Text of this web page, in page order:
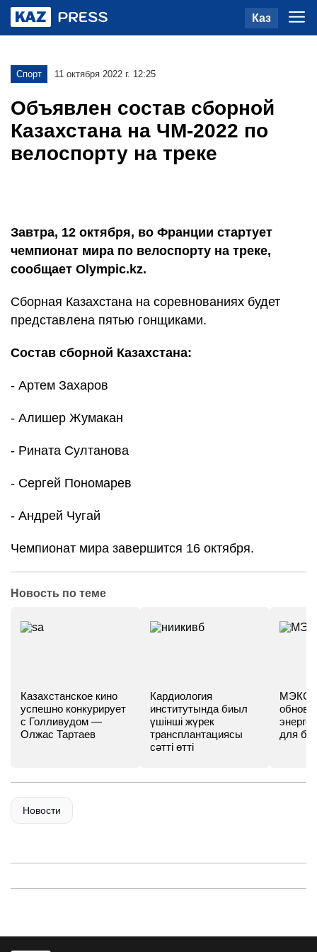
Каз
Спорт 11 октября 2022 г. 12:25
Объявлен состав сборной
Казахстана на ЧМ-2022 по
велоспорту на треке
Завтра, 12 октября, во Франции стартует
чемпионат мира по велоспорту на треке,
сообщает Olympic.kz.
Сборная Казахстана на соревнованиях будет
представлена пятью гонщиками.
Состав сборной Казахстана:
- Артем Захаров
- Алишер Жумакан
- Рината Султанова
- Сергей Пономарев
- Андрей Чугай
Чемпионат мира завершится 16 октября.
Новость по теме
Казахстанское кино
успешно конкурирует
с Голливудом —
Олжас Тартаев
Кардиология
институтында биыл
үшінші жүрек
трансплантациясы
сәтті өтті
МЭКС -
для
Новости